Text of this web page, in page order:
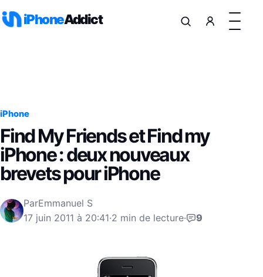
iPhoneAddict
iPhone
Find My Friends et Find my
iPhone : deux nouveaux
brevets pour iPhone
ParEmmanuel S
17 juin 2011 à 20:41·2 min de lecture· 9